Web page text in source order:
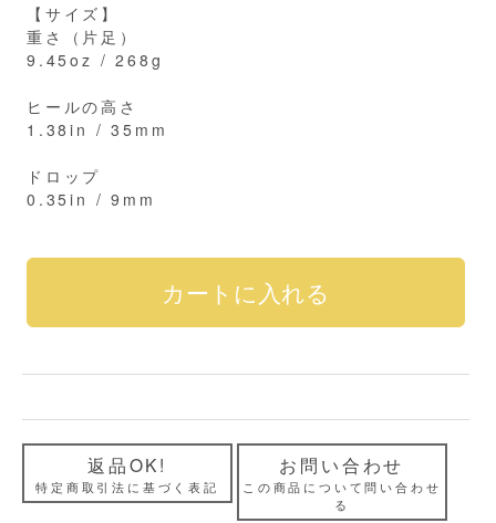
【サイズ】
重さ（片足）
9.45oz / 268g
ヒールの高さ
1.38in / 35mm
ドロップ
0.35in / 9mm
返品OK!
特定商取引法に基づく表記
お問い合わせ
この商品について問い合わせ
る